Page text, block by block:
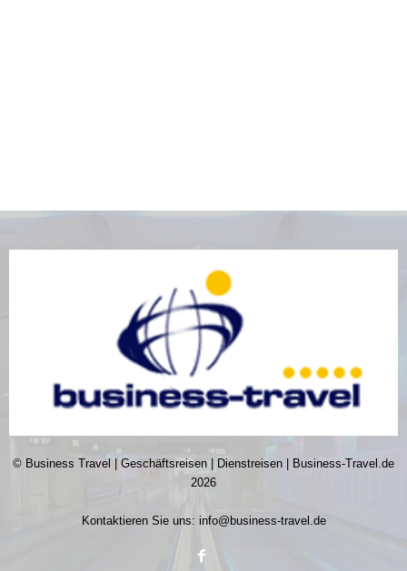
© Business Travel | Geschäftsreisen | Dienstreisen | Business-Travel.de
2026
Kontaktieren Sie uns: info@business-travel.de